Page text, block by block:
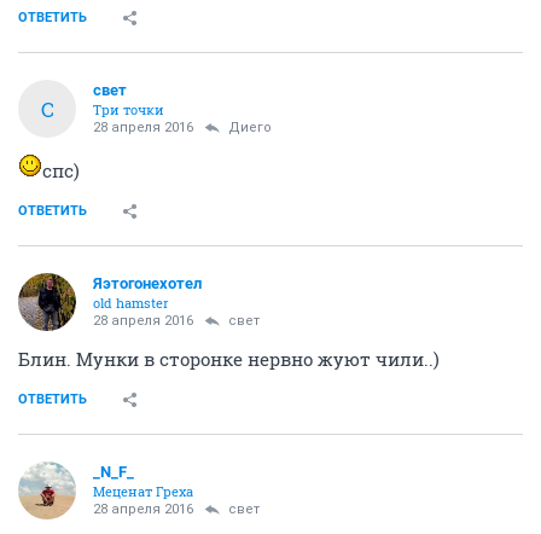
ОТВЕТИТЬ
С
свет
Три точки
28 апреля 2016 Диего
спс)
ОТВЕТИТЬ
Яэтогонехотел
old hamster
28 апреля 2016 свет
Блин. Мунки в сторонке нервно жуют чили..)
ОТВЕТИТЬ
_N_F_
Меценат Греха
28 апреля 2016 свет